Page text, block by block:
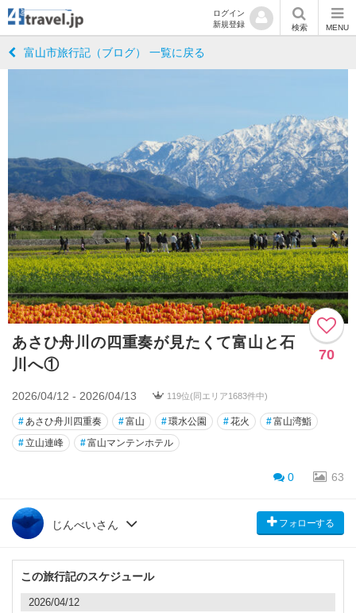
ログイン
新規登録
検索 MENU
富山市旅行記（ブログ） 一覧に戻る
あさひ舟川の四重奏が見たくて富山と石
川へ①
70
2026/04/12 - 2026/04/13 119位(同エリア1683件中)
#あさひ舟川四重奏 #富山 #環水公園 #花火 #富山湾鮨
#立山連峰 #富山マンテンホテル
0 63
じんべいさん フォローする
この旅行記のスケジュール
2026/04/12